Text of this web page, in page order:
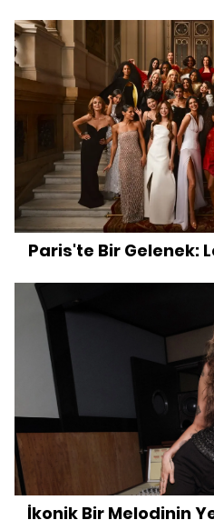
Paris'te Bir Gelenek:
İkonik Bir Melodinin